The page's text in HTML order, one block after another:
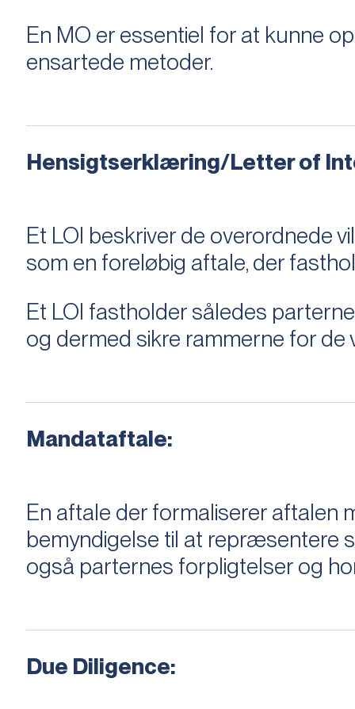
En MO er essentiel for at kunne
ensartede metoder.
Hensigtserklæring/Letter of
Et LOI beskriver de overordnede
som en foreløbig aftale, der
Et LOI fastholder således
og dermed sikre rammerne for de
Mandataftale:
En aftale der formaliserer
bemyndigelse til at repræsentere
også parternes forpligtelser og
Due Diligence: